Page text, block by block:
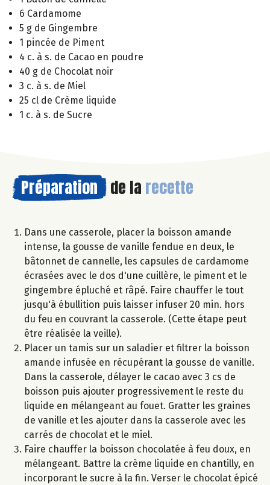
6 Cardamome
5 g de Gingembre
1 pincée de Piment
4 c. à s. de Cacao en poudre
40 g de Chocolat noir
3 c. à s. de Miel
25 cl de Crème liquide
1 c. à s. de Sucre
Préparation de la recette
Dans une casserole, placer la boisson amande
intense, la gousse de vanille fendue en deux, le
bâtonnet de cannelle, les capsules de cardamome
écrasées avec le dos d'une cuillère, le piment et le
gingembre épluché et râpé. Faire chauffer le tout
jusqu'à ébullition puis laisser infuser 20 min. hors
du feu en couvrant la casserole. (Cette étape peut
être réalisée la veille).
Placer un tamis sur un saladier et filtrer la boisson
amande infusée en récupérant la gousse de vanille.
Dans la casserole, délayer le cacao avec 3 cs de
boisson puis ajouter progressivement le reste du
liquide en mélangeant au fouet. Gratter les graines
de vanille et les ajouter dans la casserole avec les
carrés de chocolat et le miel.
Faire chauffer la boisson chocolatée à feu doux, en
mélangeant. Battre la crème liquide en chantilly, en
incorporant le sucre à la fin. Verser le chocolat épicé